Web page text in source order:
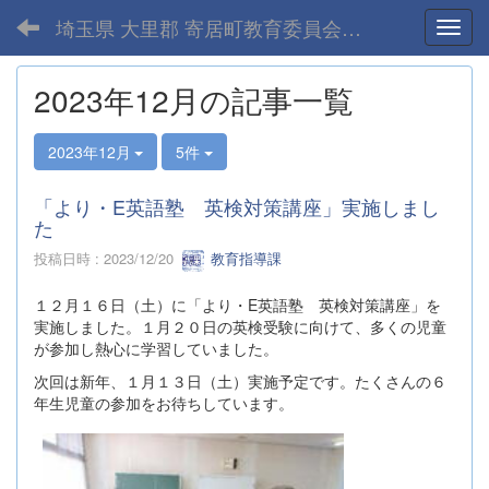
埼玉県 大里郡 寄居町教育委員会-home
2023年12月の記事一覧
2023年12月 5件
「より・E英語塾 英検対策講座」実施しまし
た
投稿日時 : 2023/12/20 教育指導課
１２月１６日（土）に「より・E英語塾 英検対策講座」を
実施しました。１月２０日の英検受験に向けて、多くの児童
が参加し熱心に学習していました。
次回は新年、１月１３日（土）実施予定です。たくさんの６
年生児童の参加をお待ちしています。